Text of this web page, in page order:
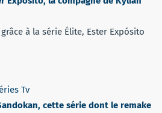
à la série Élite, Ester Expósito
Tv
cette série dont le remake